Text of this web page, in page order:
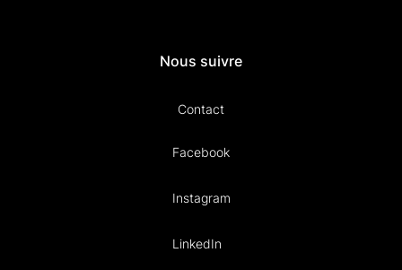
Nous suivre
Contact
Facebook
Instagram
LinkedIn